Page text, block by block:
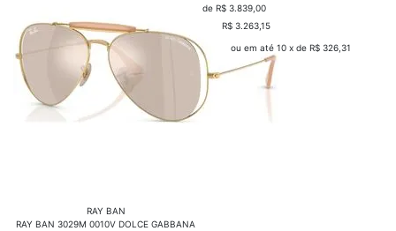
RAY BAN
RAY BAN 3029M 0010V DOLCE GABBANA
de R$ 3.839,00
R$ 3.263,15
ou em até 10 x de R$ 326,31